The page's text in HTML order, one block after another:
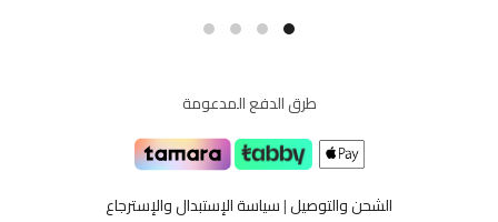
لهذا
يمكن
اختيار
الخيارات
طرق الدفع المدعومة
الشحن والتوصيل|سياسة الإستبدال والإسترجاع